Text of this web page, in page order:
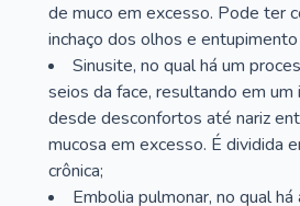
de muco em excesso. Pode ter
inchaço dos olhos e entupimento
Sinusite, no qual há um
seios da face, resultando em um
desde desconfortos até nariz
mucosa em excesso. É dividida
crônica;
Embolia pulmonar, no qual